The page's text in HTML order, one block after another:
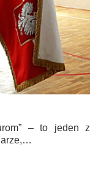
– to jeden z